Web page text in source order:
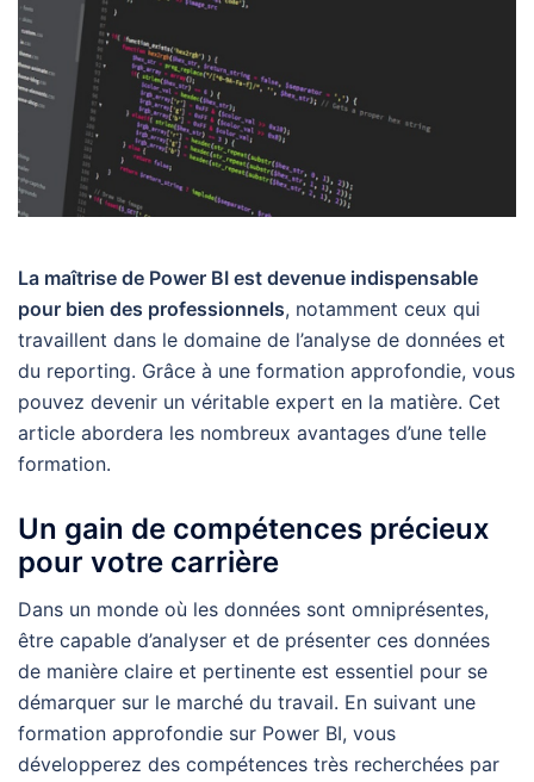
La maîtrise de Power BI est devenue indispensable
pour bien des professionnels, notamment ceux qui
travaillent dans le domaine de l’analyse de données et
du reporting. Grâce à une formation approfondie, vous
pouvez devenir un véritable expert en la matière. Cet
article abordera les nombreux avantages d’une telle
formation.
Un gain de compétences précieux
pour votre carrière
Dans un monde où les données sont omniprésentes,
être capable d’analyser et de présenter ces données
de manière claire et pertinente est essentiel pour se
démarquer sur le marché du travail. En suivant une
formation approfondie sur Power BI, vous
développerez des compétences très recherchées par